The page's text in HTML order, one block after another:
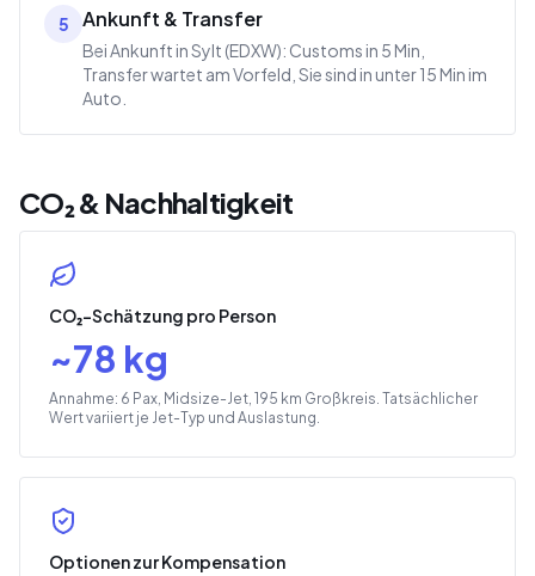
5 Ankunft & Transfer
Bei Ankunft in Sylt (EDXW): Customs in 5 Min,
Transfer wartet am Vorfeld, Sie sind in unter 15 Min im
Auto.
CO₂ & Nachhaltigkeit
CO₂-Schätzung pro Person
~78 kg
Annahme: 6 Pax, Midsize-Jet, 195 km Großkreis. Tatsächlicher
Wert variiert je Jet-Typ und Auslastung.
Optionen zur Kompensation